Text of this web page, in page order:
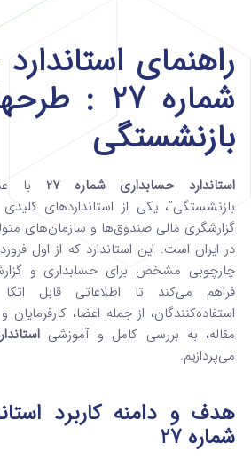
راهنمای
شماره 27
بازنشستگی
استاندارد حسابداری شماره 27
با
بازنشستگی”، یکی از استانداردهای
گزارشگری مالی صندوق‌ها و سازمان‌های
چارچوبی مشخص برای حسابداری و
فراهم می‌کند تا اطلاعاتی قابل
استفاده‌کنندگان، از جمله اعضا،
مقاله، به بررسی کامل و آموزشی
می‌پردازیم.
هدف و دامنه کاربرد
شماره 27